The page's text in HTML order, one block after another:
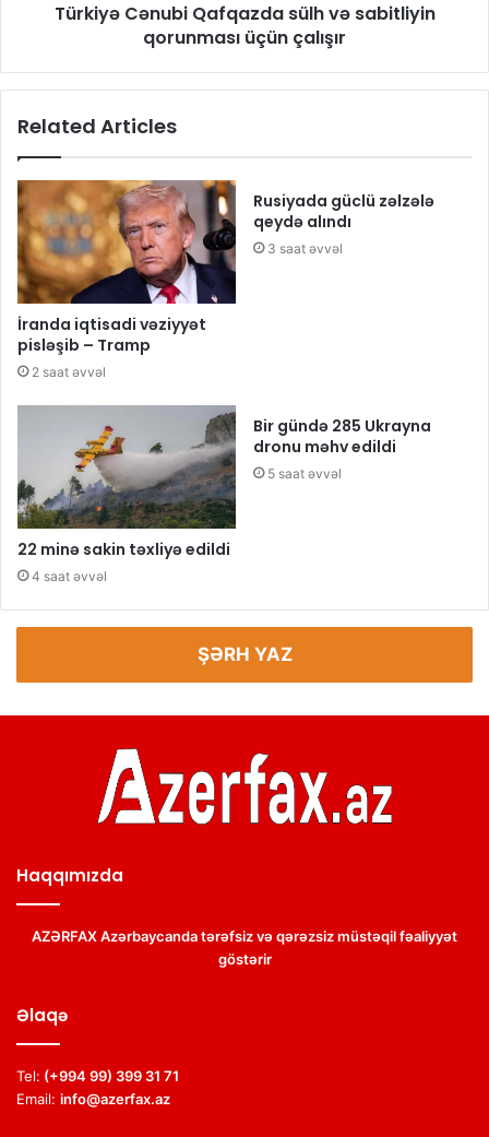
Türkiyə Cənubi Qafqazda sülh və sabitliyin
qorunması üçün çalışır
Related Articles
İranda iqtisadi vəziyyət
pisləşib – Tramp
2 saat əvvəl
Rusiyada güclü zəlzələ
qeydə alındı
3 saat əvvəl
22 minə sakin təxliyə edildi
4 saat əvvəl
Bir gündə 285 Ukrayna
dronu məhv edildi
5 saat əvvəl
ŞƏRH YAZ
Haqqımızda
AZƏRFAX Azərbaycanda tərəfsiz və qərəzsiz müstəqil fəaliyyət
göstərir
Əlaqə
Tel: (+994 99) 399 31 71
Email: info@azerfax.az